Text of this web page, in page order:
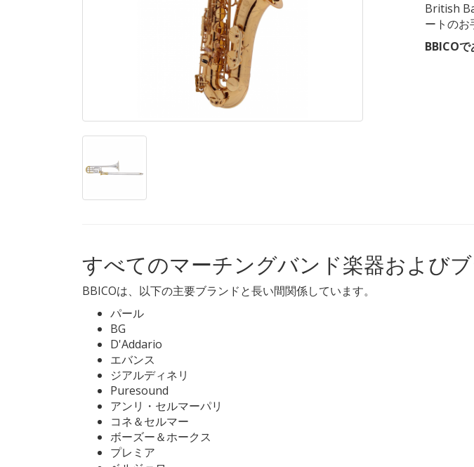
British
ートのお
BBICO
すべてのマーチングバンド楽器および
BBICOは、以下の主要ブランドと長い間関係しています。
パール
BG
D'Addario
エバンス
ジアルディネリ
Puresound
アンリ・セルマーパリ
コネ＆セルマー
ボーズー＆ホークス
プレミア